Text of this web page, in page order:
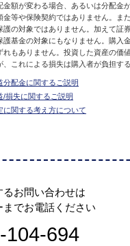
金額が変わる場合、あるいは分配金
金等や保険契約ではありません。ま
の対象ではありません。加えて証
護基金の対象にもなりません。購入
れもありません。投資した資産の価
これによる損失は購入者が負担す
分配金に関するご説明
/損失に関するご説明
に関する考え方について
お問い合わせは
までお電話ください
104-694